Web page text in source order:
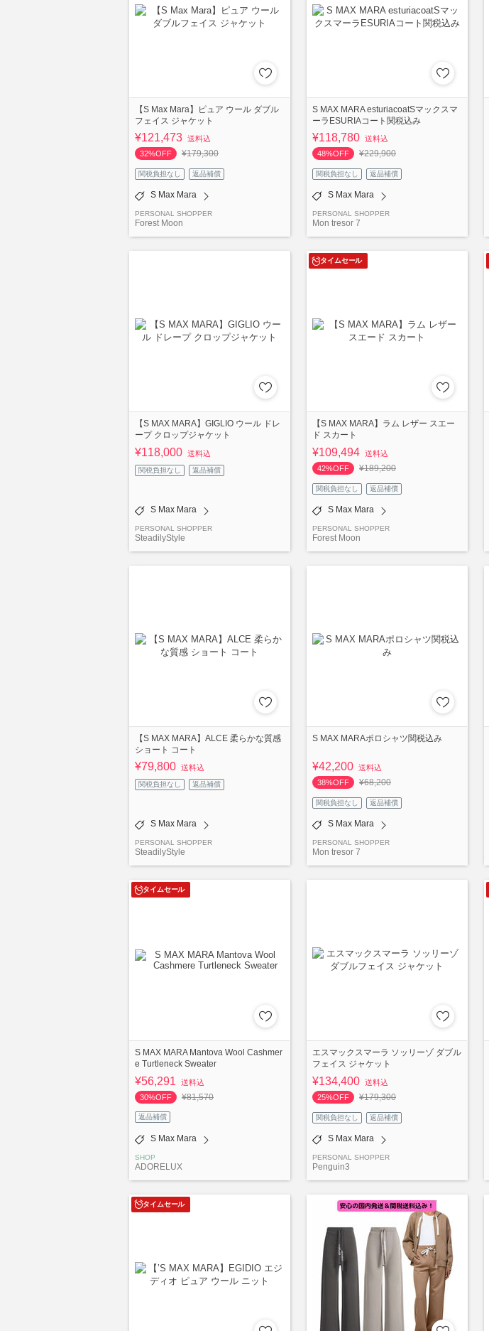
【S Max Mara】ピュア ウール ダブル
フェイス ジャケット
¥121,473 送料込
32%OFF
¥179,300
関税負担なし 返品補償
S Max Mara
PERSONAL SHOPPER
Forest Moon
S MAX MARA esturiacoatSマックスマ
ーラESURIAコート関税込み
¥118,780 送料込
48%OFF
¥229,900
関税負担なし 返品補償
S Max Mara
PERSONAL SHOPPER
Mon tresor 7
【S MAX MARA】GIGLIO ウール ドレ
ープ クロップジャケット
¥118,000 送料込
関税負担なし 返品補償
S Max Mara
PERSONAL SHOPPER
SteadilyStyle
タイムセール
【S MAX MARA】ラム レザー スエー
ド スカート
¥109,494 送料込
42%OFF
¥189,200
関税負担なし 返品補償
S Max Mara
PERSONAL SHOPPER
Forest Moon
【S MAX MARA】ALCE 柔らかな質感
ショート コート
¥79,800 送料込
関税負担なし 返品補償
S Max Mara
PERSONAL SHOPPER
SteadilyStyle
S MAX MARAポロシャツ関税込み
¥42,200 送料込
38%OFF
¥68,200
関税負担なし 返品補償
S Max Mara
PERSONAL SHOPPER
Mon tresor 7
タイムセール
S MAX MARA Mantova Wool Cashmer
e Turtleneck Sweater
¥56,291
送料込
30%OFF
¥81,570
返品補償
S Max Mara
SHOP
ADORELUX
エスマックスマーラ ソッリーゾ ダブル
フェイス ジャケット
¥134,400 送料込
25%OFF
¥179,300
関税負担なし 返品補償
S Max Mara
PERSONAL SHOPPER
Penguin3
タイムセール